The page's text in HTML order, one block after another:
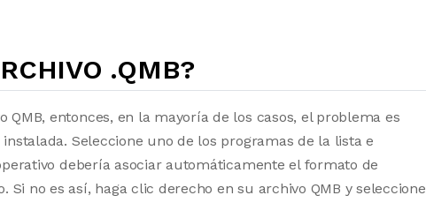
.QMB?
entonces, en la mayoría de los casos, el problema es
Seleccione uno de los programas de la lista e
debería asociar automáticamente el formato de
Si no es así, haga clic derecho en su archivo QMB y seleccione